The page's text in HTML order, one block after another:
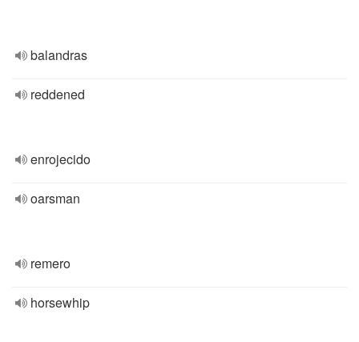
balandras
reddened
enrojecido
oarsman
remero
horsewhip